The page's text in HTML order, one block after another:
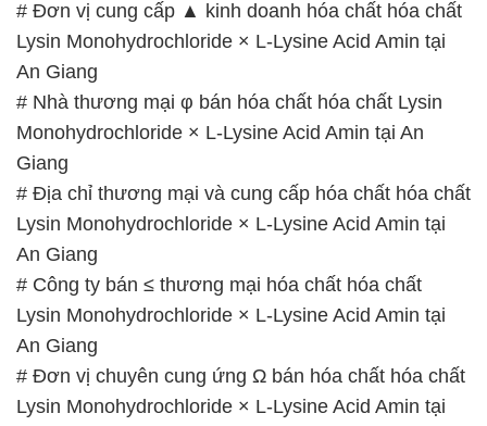
# Công ty bán ≤ thương mại hóa chất hóa chất
Lysin Monohydrochloride × L-Lysine Acid Amin tại
An Giang
# Đơn vị chuyên cung ứng Ω bán hóa chất hóa chất
Lysin Monohydrochloride × L-Lysine Acid Amin tại
An Giang
# Địa chỉ phân phối ≡ thương mại hóa chất hóa chất
Lysin Monohydrochloride × L-Lysine Acid Amin tại
An Giang
# Địa chỉ bán và kinh doanh hóa chất hóa chất Lysin
Monohydrochloride × L-Lysine Acid Amin tại An
Giang
# Đơn vị kinh doanh » phân phối hóa chất hóa chất
Lysin Monohydrochloride × L-Lysine Acid Amin tại